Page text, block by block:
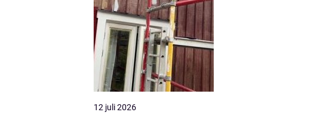
12 juli 2026